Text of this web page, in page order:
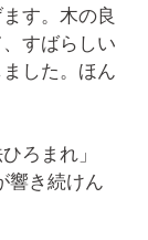
す。木の良
すばらしい
した。ほん
ろまれ」
響き続けん